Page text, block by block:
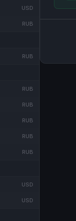
USD
RUB
RUB
RUB
RUB
RUB
RUB
RUB
USD
USD